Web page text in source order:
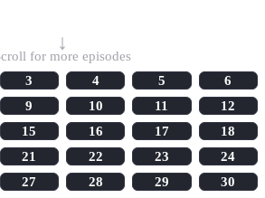
↓
for more episodes
3 4 5
6
9 10 11
12
15 16 17
18
21 22 23
24
27 28 29
30